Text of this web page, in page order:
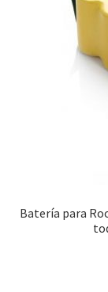
Batería para